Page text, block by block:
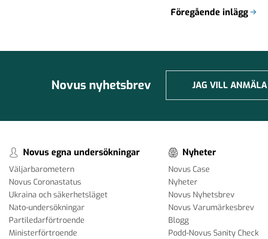
Föregående inlägg
Novus nyhetsbrev JAG VILL
Novus egna undersökningar
Väljarbarometern
Novus Coronastatus
Ukraina och säkerhetsläget
Nato-undersökningar
Partiledarförtroende
Ministerförtroende
Nyheter
Novus Case
Nyheter
Novus Nyhetsbrev
Novus Varumärkesbrev
Blogg
Podd-Novus Sanity Check